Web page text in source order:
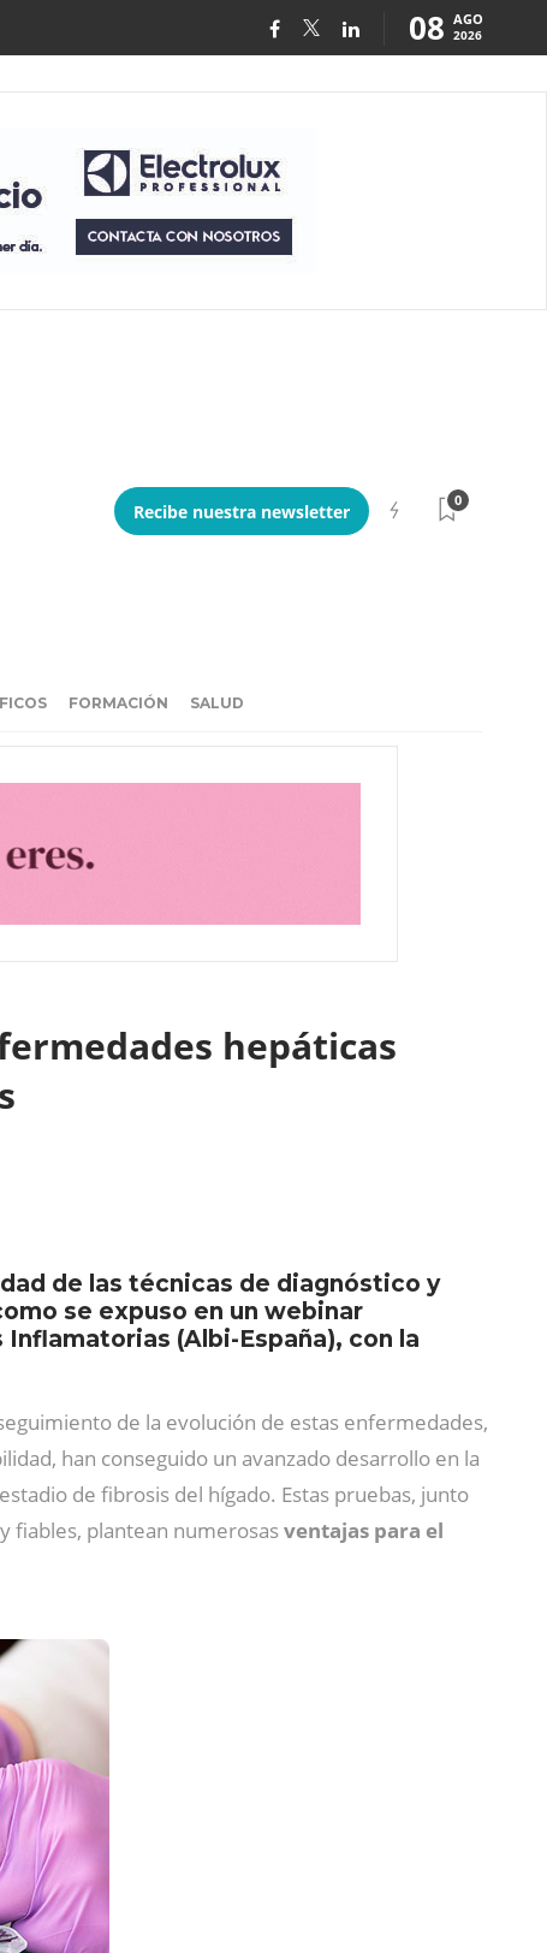
08 AGO
2026
Recibe nuestra newsletter
0
FORMACIÓN SALUD
hepáticas
de las técnicas de diagnóstico y
se expuso en un webinar
(Albi-España), con la
de la evolución de estas enfermedades,
han conseguido un avanzado desarrollo en la
de fibrosis del hígado. Estas pruebas, junto
fiables, plantean numerosasventajas para el